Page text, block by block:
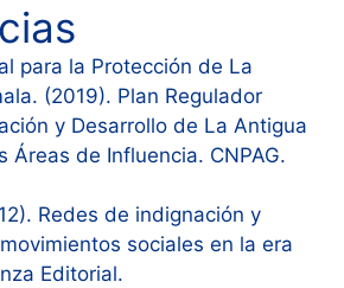
para la Protección de La
(2019). Plan Regulador
y Desarrollo de La Antigua
Áreas de Influencia. CNPAG.
Redes de indignación y
sociales en la era
Editorial.